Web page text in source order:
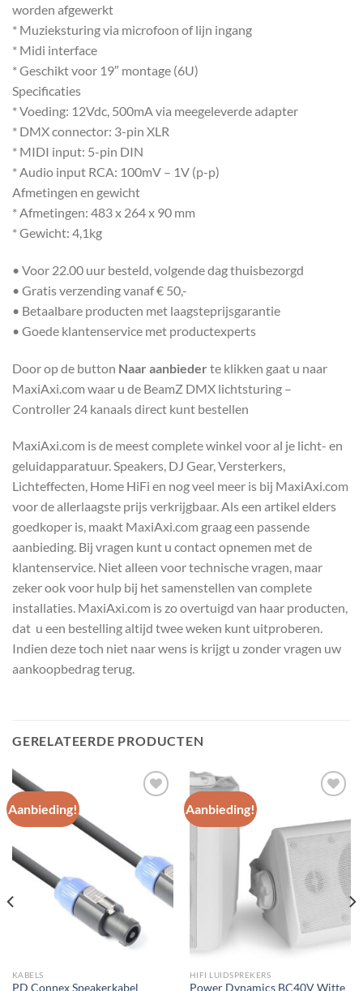
worden afgewerkt
* Muzieksturing via microfoon of lijn ingang
* Midi interface
* Geschikt voor 19″ montage (6U)
Specificaties
* Voeding: 12Vdc, 500mA via meegeleverde adapter
* DMX connector: 3-pin XLR
* MIDI input: 5-pin DIN
* Audio input RCA: 100mV – 1V (p-p)
Afmetingen en gewicht
* Afmetingen: 483 x 264 x 90 mm
* Gewicht: 4,1kg
• Voor 22.00 uur besteld, volgende dag thuisbezorgd
• Gratis verzending vanaf € 50,-
• Betaalbare producten met laagsteprijsgarantie
• Goede klantenservice met productexperts
Door op de button Naar aanbieder te klikken gaat u naar
MaxiAxi.com waar u de BeamZ DMX lichtsturing –
Controller 24 kanaals direct kunt bestellen
MaxiAxi.com is de meest complete winkel voor al je licht- en
geluidapparatuur. Speakers, DJ Gear, Versterkers,
Lichteffecten, Home HiFi en nog veel meer is bij MaxiAxi.com
voor de allerlaagste prijs verkrijgbaar. Als een artikel elders
goedkoper is, maakt MaxiAxi.com graag een passende
aanbieding. Bij vragen kunt u contact opnemen met de
klantenservice. Niet alleen voor technische vragen, maar
zeker ook voor hulp bij het samenstellen van complete
installaties. MaxiAxi.com is zo overtuigd van haar producten,
dat u een bestelling altijd twee weken kunt uitproberen.
Indien deze toch niet naar wens is krijgt u zonder vragen uw
aankoopbedrag terug.
GERELATEERDE PRODUCTEN
Aanbieding!
wenslijst
KABELS
PD Connex Speakerkabel
Aanbieding!
Toevoegen
aan
wenslijst
HIFI LUIDSPREKERS
Power Dynamics BC40V Witte